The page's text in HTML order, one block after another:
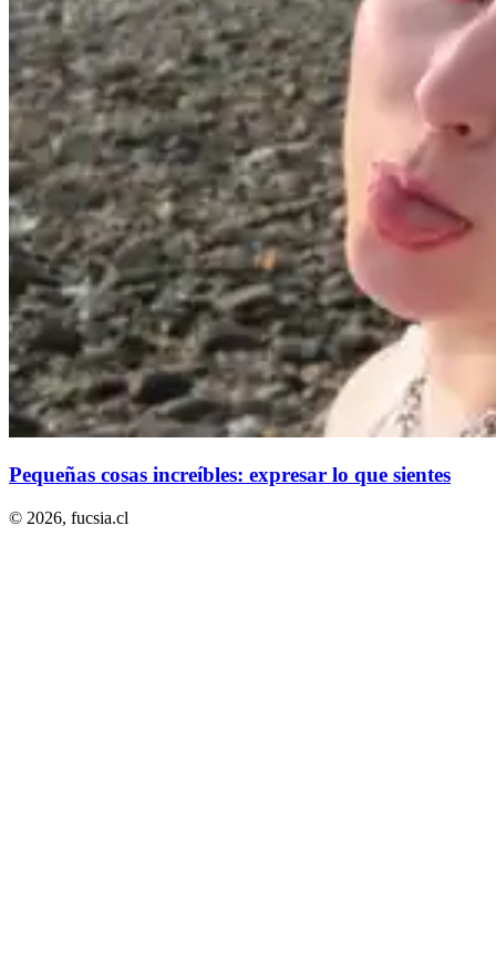
Pequeñas cosas increíbles: expresar lo que sientes
© 2026, fucsia.cl